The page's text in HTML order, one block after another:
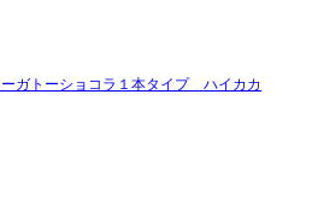
ガトーショコラ１本タイプ ハイカカ